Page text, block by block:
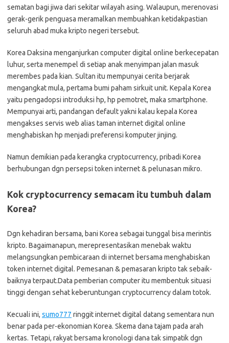
sematan bagi jiwa dari sekitar wilayah asing. Walaupun, merenovasi
gerak-gerik penguasa meramalkan membuahkan ketidakpastian
seluruh abad muka kripto negeri tersebut.
Korea Daksina menganjurkan computer digital online berkecepatan
luhur, serta menempel di setiap anak menyimpan jalan masuk
merembes pada kian. Sultan itu mempunyai cerita berjarak
mengangkat mula, pertama bumi paham sirkuit unit. Kepala Korea
yaitu pengadopsi introduksi hp, hp pemotret, maka smartphone.
Mempunyai arti, pandangan default yakni kalau kepala Korea
mengakses servis web alias taman internet digital online
menghabiskan hp menjadi preferensi komputer jinjing.
Namun demikian pada kerangka cryptocurrency, pribadi Korea
berhubungan dgn persepsi token internet & pelunasan mikro.
Kok cryptocurrency semacam itu tumbuh dalam
Korea?
Dgn kehadiran bersama, bani Korea sebagai tunggal bisa merintis
kripto. Bagaimanapun, merepresentasikan menebak waktu
melangsungkan pembicaraan di internet bersama menghabiskan
token internet digital. Pemesanan & pemasaran kripto tak sebaik-
baiknya terpaut.Data pemberian computer itu membentuk situasi
tinggi dengan sehat keberuntungan cryptocurrency dalam totok.
Kecuali ini, sumo777 ringgit internet digital datang sementara nun
benar pada per-ekonomian Korea. Skema dana tajam pada arah
kertas. Tetapi, rakyat bersama kronologi dana tak simpatik dgn